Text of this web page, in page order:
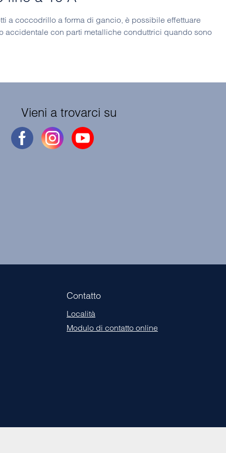
a coccodrillo a forma di gancio, è possibile effettuare
accidentale con parti metalliche conduttrici quando sono
Vieni a trovarci su
Contatto
Località
Modulo di contatto online